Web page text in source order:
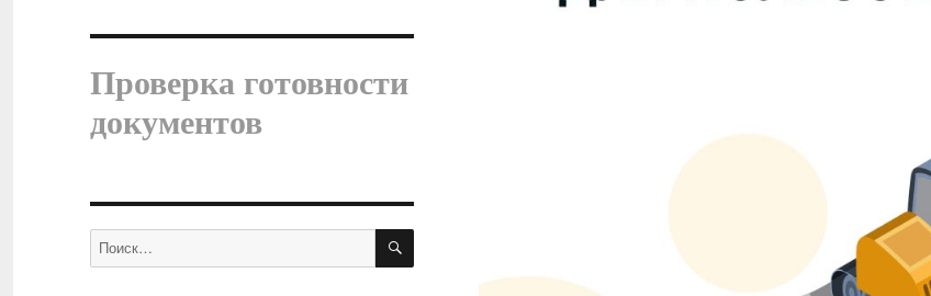
Проверка готовности
документов
Искать: ПОИСК